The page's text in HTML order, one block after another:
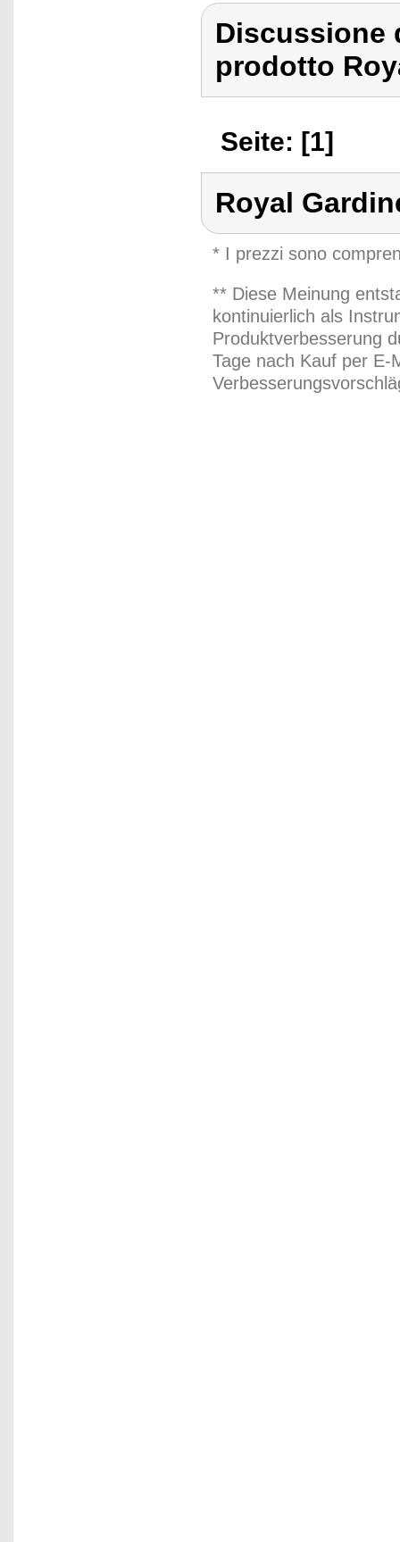
Discussione
prodotto
Seite: [1]
Royal
* I prezzi sono
** Diese Meinung
kontinuierlich als
Produktverbesserung
Tage nach Kauf per E-